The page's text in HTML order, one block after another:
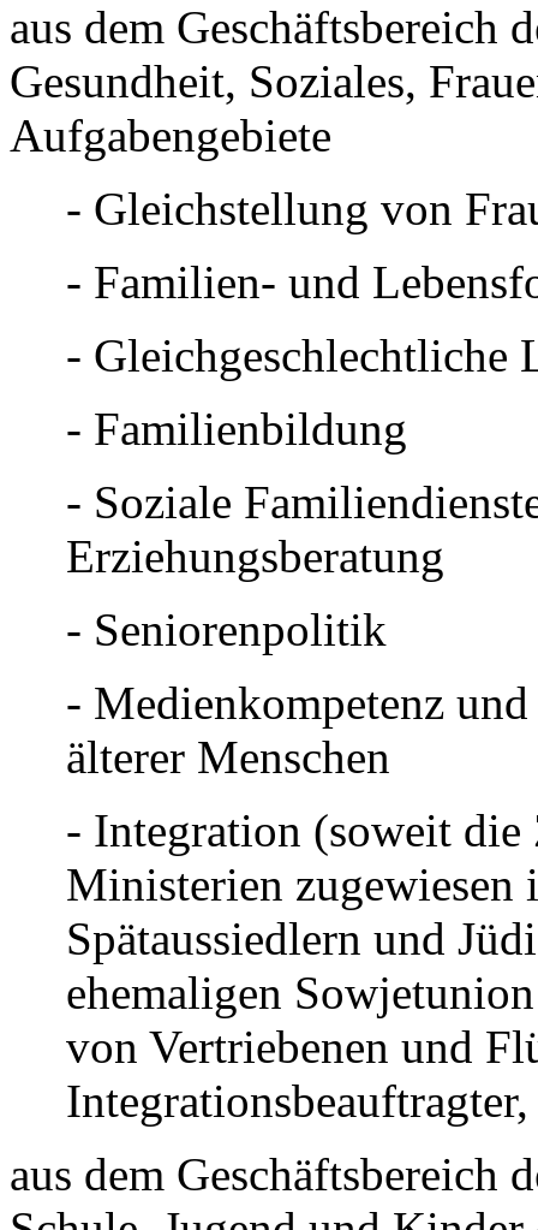
aus dem Geschäftsbereich
Gesundheit, Soziales,
Aufgabengebiete
- Gleichstellung von
- Familien- und
- Gleichgeschlechtliche
- Familienbildung
- Soziale
Erziehungsberatung
- Seniorenpolitik
- Medienkompetenz
älterer Menschen
- Integration (soweit die
Ministerien zugewiesen
Spätaussiedlern und
ehemaligen
von Vertriebenen und
Integrationsbeauftragter,
aus dem Geschäftsbereich